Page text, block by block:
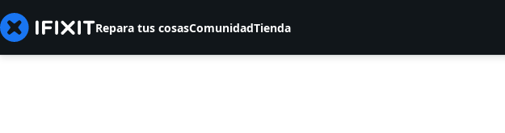
Repara tus cosasComunidadTienda